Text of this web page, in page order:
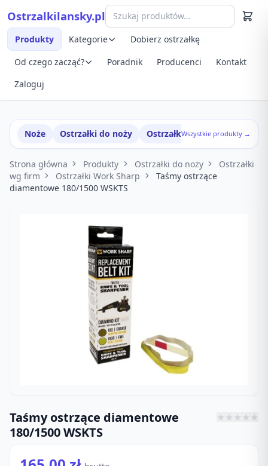
Ostrzalkilansky.pl
Produkty Kategorie
Dobierz ostrzałkę
Od czego zacząć?
Poradnik Producenci
Kontakt
Zaloguj
Noże Ostrzałki do noży Ostrzałki w zestawach
Wszystkie produkty →
Strona główna Produkty Ostrzałki do noży
Ostrzałki
wg firm
Ostrzałki Work Sharp
Taśmy ostrzące
diamentowe 180/1500 WSKTS
Taśmy ostrzące diamentowe
180/1500 WSKTS
★★★★★
Szybki podgląd produktu